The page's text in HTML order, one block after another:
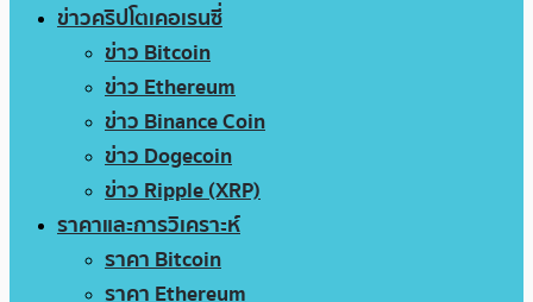
ข่าวคริปโตเคอเรนซี่
ข่าว Bitcoin
ข่าว Ethereum
ข่าว Binance Coin
ข่าว Dogecoin
ข่าว Ripple (XRP)
ราคาและการวิเคราะห์
ราคา Bitcoin
ราคา Ethereum